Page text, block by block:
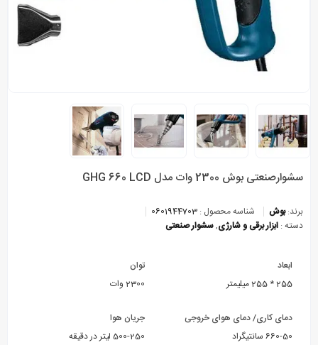
سشوارصنعتی بوش 2300 وات مدل GHG 660 LCD
برند:بوش شناسه محصول : 0601944703
دسته : ابزار برقی و شارژی,سشوار صنعتی
ابعاد
255 * 255 میلیمتر
توان
2300 وات
دمای کاری/ دمای هوای خروجی
660-50 سانتیگراد
جریان هوا
500-250 لیتر در دقیقه